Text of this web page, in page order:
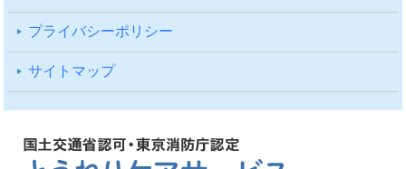
プライバシーポリシー
サイトマップ